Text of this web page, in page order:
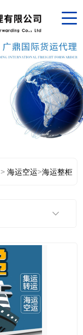
>海运空运>海运整柜